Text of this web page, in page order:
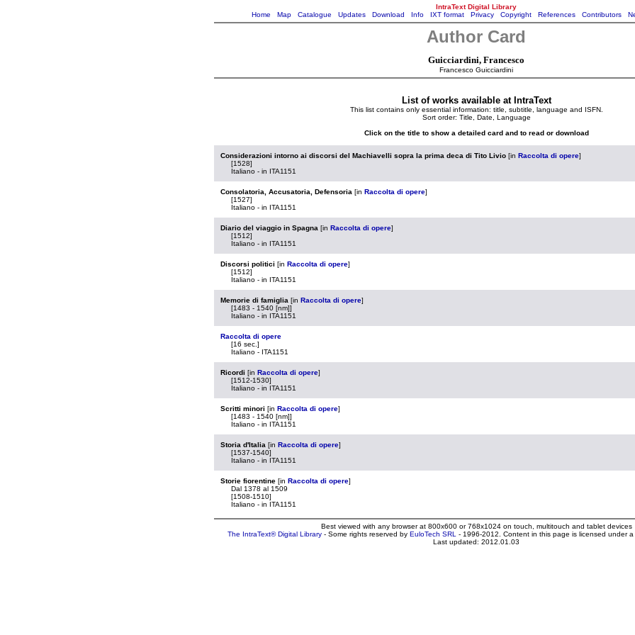
IntraText Digital Library
Home
Map Catalogue Updates Download Info IXT format Privacy Copyright References Contributors
Author Card
Guicciardini, Francesco
Francesco Guicciardini
List of works available at IntraText
This list contains only essential information: title, subtitle, language and ISFN.
Sort order: Title, Date, Language
Click on the title to show a detailed card and to read or download
Considerazioni intorno ai discorsi del Machiavelli sopra la prima deca di Tito Livio [in Raccolta di opere]
[1528]
Italiano - in ITA1151
Consolatoria, Accusatoria, Defensoria [in Raccolta di opere]
[1527]
Italiano - in ITA1151
Diario del viaggio in Spagna [in Raccolta di opere]
[1512]
Italiano - in ITA1151
Discorsi politici [in Raccolta di opere]
[1512]
Italiano - in ITA1151
Memorie di famiglia [in Raccolta di opere]
[1483 - 1540 [nm]]
Italiano - in ITA1151
Raccolta di opere
[16 sec.]
Italiano - ITA1151
Ricordi [in Raccolta di opere]
[1512-1530]
Italiano - in ITA1151
Scritti minori [in Raccolta di opere]
[1483 - 1540 [nm]]
Italiano - in ITA1151
Storia d'Italia [in Raccolta di opere]
[1537-1540]
Italiano - in ITA1151
Storie fiorentine [in Raccolta di opere]
Dal 1378 al 1509
[1508-1510]
Italiano - in ITA1151
Best viewed with any browser at 800x600 or 768x1024 on touch, multitouch and tablet devices
The IntraText® Digital Library - Some rights reserved by EuloTech SRL - 1996-2012. Content in this page is licensed under a
Last updated: 2012.01.03